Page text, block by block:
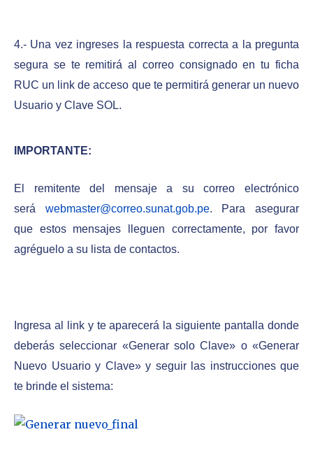
4.- Una vez ingreses la respuesta correcta a la pregunta
segura se te remitirá al correo consignado en tu ficha
RUC un link de acceso que te permitirá generar un nuevo
Usuario y Clave SOL.
IMPORTANTE:
El remitente del mensaje a su correo electrónico
será webmaster@correo.sunat.gob.pe. Para asegurar
que estos mensajes lleguen correctamente, por favor
agréguelo a su lista de contactos.
Ingresa al link y te aparecerá la siguiente pantalla donde
deberás seleccionar «Generar solo Clave» o «Generar
Nuevo Usuario y Clave» y seguir las instrucciones que
te brinde el sistema: